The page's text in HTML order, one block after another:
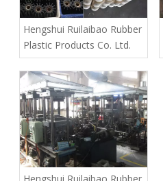
Hengshui Ruilaibao Rubber
Plastic Products Co. Ltd.
Hengshui Ruilaibao Rubber